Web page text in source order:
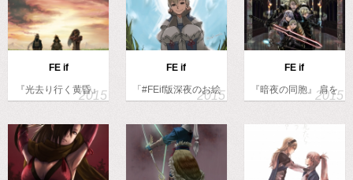
FE if
『光去り行く黄昏』
あの章のイ…
FE if
「#FEif版深夜のお絵
描き6…
FE if
『暗夜の同胞』 肩を
寄せ合って…